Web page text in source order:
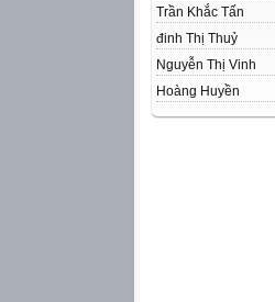
Trần Khắc Tấn
đinh Thị Thuỷ
Nguyễn Thị Vinh
Hoàng Huyền